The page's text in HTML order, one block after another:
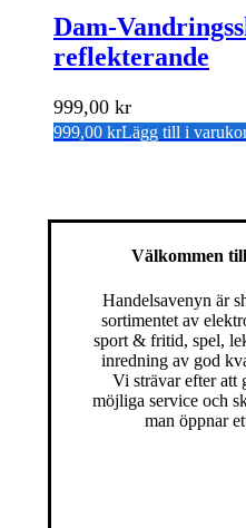
Dam-
reflekterande
999,00 kr
999,00 krLägg till i
Välkommen
Handelsavenyn är
sortimentet av
sport & fritid, spel,
inredning av god
Vi strävar efter att
möjliga service och
man öppnar